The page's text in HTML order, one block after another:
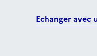
Echanger avec